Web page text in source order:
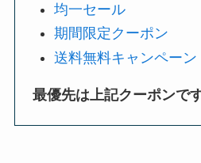
均一セール
期間限定クーポン
送料無料キャンペーン
最優先は上記クーポンで